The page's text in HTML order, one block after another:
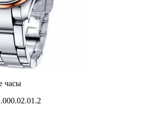
часы